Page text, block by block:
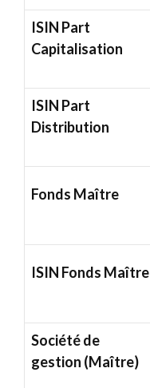
ISIN Part
Capitalisation
ISIN Part
Distribution
Fonds Maître
ISIN Fonds Maître
Société de
gestion (Maître)